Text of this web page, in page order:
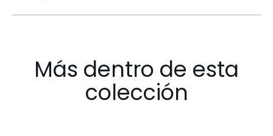
Más dentro de esta
colección